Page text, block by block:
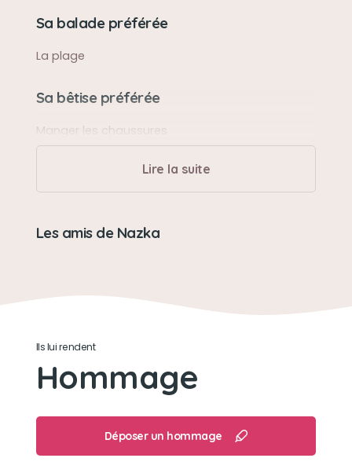
Sa balade préférée
La plage
Sa bêtise préférée
Manger les chaussures
Dormir
Lire la suite
Les amis de Nazka
Ils lui rendent
Hommage
Déposer un hommage